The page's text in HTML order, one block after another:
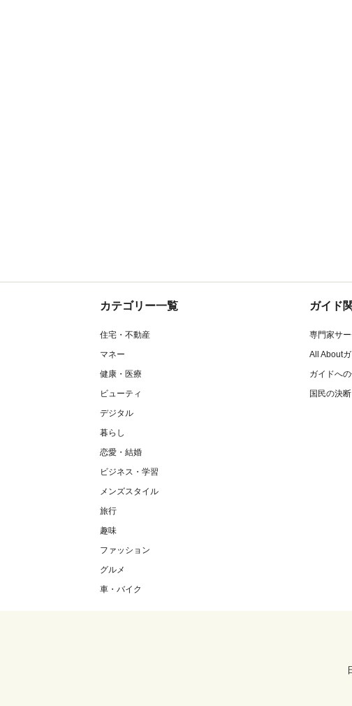
カテゴリー一覧
住宅・不動産
マネー
健康・医療
ビューティ
デジタル
暮らし
恋愛・結婚
ビジネス・学習
メンズスタイル
旅行
趣味
ファッション
グルメ
車・バイク
ガイド
専門家サー
All About
ガイドへ
国民の決断